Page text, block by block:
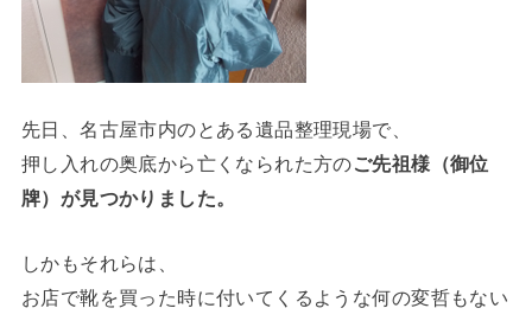
先日、名古屋市内のとある遺品整理現場で、
押し入れの奥底から亡くなられた方のご先祖様（御位
牌）が見つかりました。
しかもそれらは、
お店で靴を買った時に付いてくるような何の変哲もない